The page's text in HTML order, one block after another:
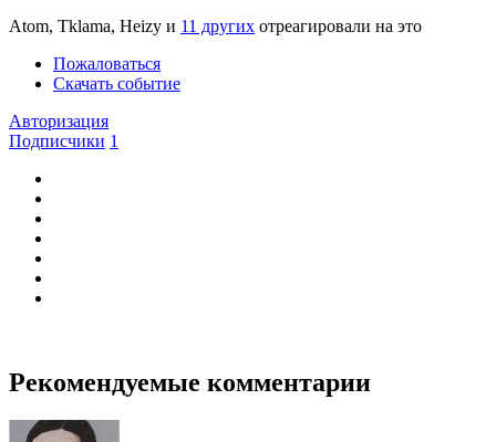
Atom, Tklama, Heizy и 11 других отреагировали на это
Пожаловаться
Скачать событие
Авторизация
Подписчики 1
Рекомендуемые комментарии